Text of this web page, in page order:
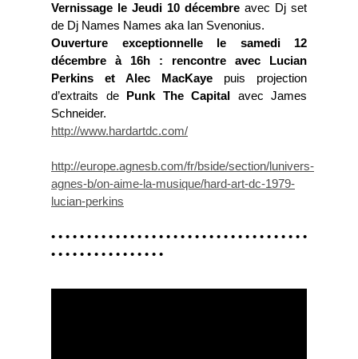
Vernissage le Jeudi 10 décembre avec Dj set
de Dj Names Names aka Ian Svenonius.
Ouverture exceptionnelle le samedi 12
décembre à 16h : rencontre avec Lucian
Perkins et Alec MacKaye puis projection
d’extraits de
Punk The Capital
avec James
Schneider.
http://www.hardartdc.com/
http://europe.agnesb.com/fr/bside/section/lunivers-
agnes-b/on-aime-la-musique/hard-art-dc-1979-
lucian-perkins
• • • • • • • • • • • • • • • • • • • • • • • • • • • • • • • • • • • •
• • • • • • • • • • • • • • • •